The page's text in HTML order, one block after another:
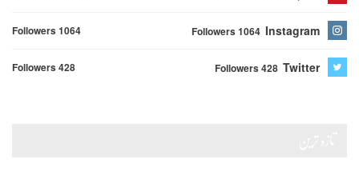
Instagram
Followers 1064
Followers 1064
Twitter
Followers 428
Followers 428